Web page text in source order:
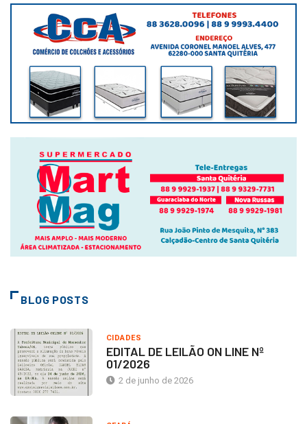
BLOG POSTS
CIDADES
EDITAL DE LEILÃO ON LINE Nº
01/2026
2 de junho de 2026